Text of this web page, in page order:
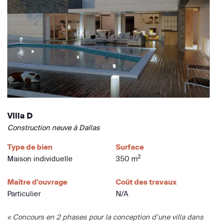
Villa D
Construction neuve à Dallas
Type de bien
Maison individuelle
Surface
350 m2
Maître d'ouvrage
Particulier
Coût des travaux
N/A
« Concours en 2 phases pour la conception d’une villa dans